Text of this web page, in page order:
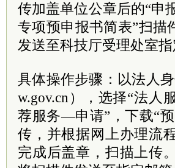
传加盖单位公章后的“申
专项预申报书简表”扫描
发送至科技厅受理处室指
具体操作步骤：以法人
w.gov.cn），选择“法
荐服务—申请”，下载“
传，并根据网上办理流
完成后盖章，扫描上传